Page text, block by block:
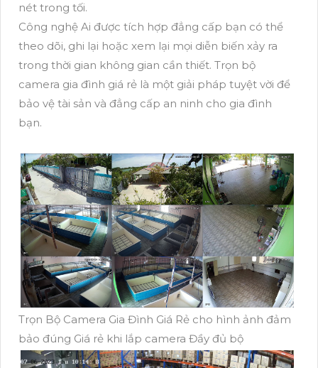
nét trong tối.
Công nghệ Ai được tích hợp đẳng cấp bạn có thể
theo dõi, ghi lại hoặc xem lại mọi diễn biến xảy ra
trong thời gian không gian cần thiết. Trọn bộ
camera gia đình giá rẻ là một giải pháp tuyệt vời để
bảo vệ tài sản và đẳng cấp an ninh cho gia đình
bạn.
Trọn Bộ Camera Gia Đình Giá Rẻ cho hình ảnh đảm
bảo đúng Giá rẻ khi lắp camera Đầy đủ bộ